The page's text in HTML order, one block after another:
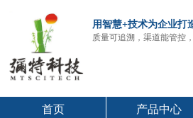
用智慧+技术为企业打
质量可追溯，渠道能管控
首页 产品中心